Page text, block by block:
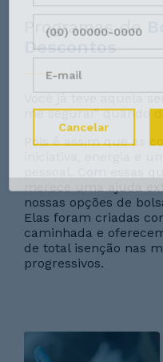
Programas de
Descontos
me segura!” quando
Pois é assim que as
merece uma ajuda
nossas opções de
Elas foram criadas
caminhada e
de total isenção nas
progressivos.
Cancelar